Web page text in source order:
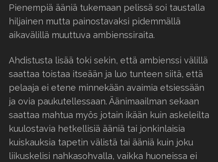
Pienempiä ääniä tukemaan pelissä soi taustalla
hiljainen mutta painostavaksi pidemmällä
aikavälillä muuttuva ambienssiraita.
Ahdistusta lisää toki sekin, että ambienssi välillä
saattaa toistaa itseään ja luo tunteen siitä, että
pelaaja ei etene minnekään avaimia etsiessään
ja ovia paukutellessaan. Äänimaailman sekaan
saattaa mahtua myös jotain ikään kuin askeleilta
kuulostavia hetkellisiä ääniä tai jonkinlaisia
kuiskauksia tapetin välistä tai ääniä kuin joku
liikuskelisi nahkasohvalla, vaikka huoneissa ei